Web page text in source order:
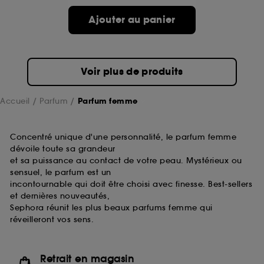
Ajouter au panier
Voir plus de produits
Accueil Parfum Parfum femme
Concentré unique d'une personnalité, le parfum femme
dévoile toute sa grandeur
et sa puissance au contact de votre peau. Mystérieux ou
sensuel, le parfum est un
incontournable qui doit être choisi avec finesse. Best-sellers
et dernières nouveautés,
Sephora réunit les plus beaux parfums femme qui
réveilleront vos sens.
Retrait en magasin
de ces cookies grâce au bouton "personnaliser mes
choix" ci-dessous ou décider de "tout accepter".
Sephora pourra associer les informations de
collectées ou générées lors de votre activité en ligne
ou en magasin. Pour refuser tous les cookies, cliques
sur "continuer sans accepter". Voous pouvez à tout
souhaitez obtenir plus d'information sur les cookies